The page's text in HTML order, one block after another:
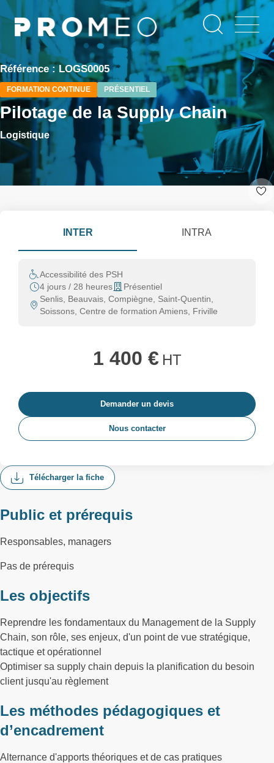
Aller
au
contenu
principal
Référence : LOGS0005
FORMATION CONTINUE PRÉSENTIEL
Pilotage de la Supply Chain
Logistique
Télécharger la fiche
Public et prérequis
Responsables, managers
Pas de prérequis
Les objectifs
Reprendre les fondamentaux du Management de la Supply
Chain, son rôle, ses enjeux, d'un point de vue stratégique,
tactique et opérationnel
Optimiser sa supply chain depuis la planification du besoin
client jusqu'au règlement
Les méthodes pédagogiques et
d’encadrement
Alternance d'apports théoriques et de cas pratiques
INTER INTRA
Accessibilité des PSH
4 jours / 28 heures
Présentiel
Senlis, Beauvais, Compiègne, Saint-Quentin,
Soissons, Centre de formation Amiens, Friville
1 400 € HT
Demander un devis
Nous contacter
Panneau de gestion des cookies